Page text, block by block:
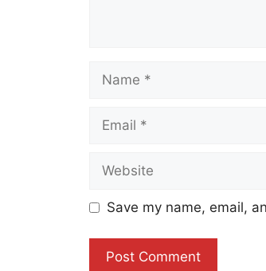
Name
Email
Website
Save my name, email,